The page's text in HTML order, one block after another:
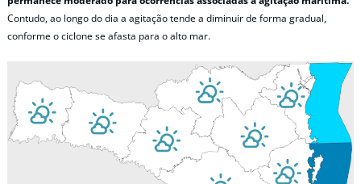
Contudo, ao longo do dia a agitação tende a diminuir de forma gradual,
conforme o ciclone se afasta para o alto mar.